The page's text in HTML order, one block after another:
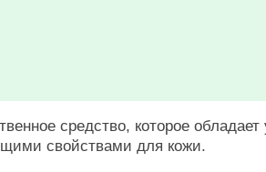
средство, которое
свойствами для кожи.